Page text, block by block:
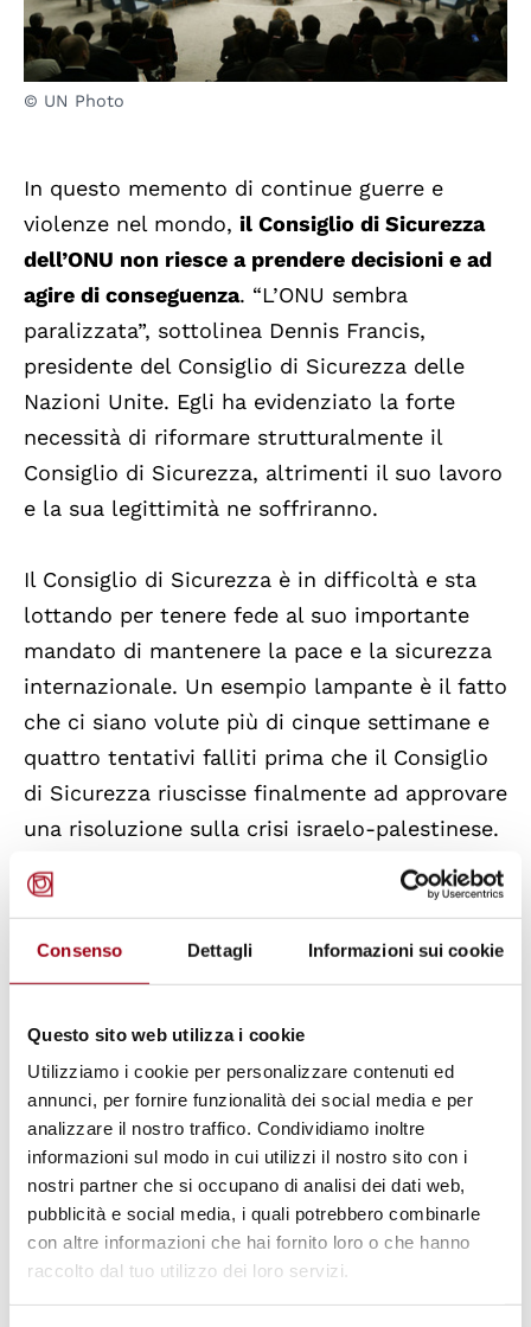
Consenso Dettagli Informazioni sui cookie
Questo sito web utilizza i cookie
Utilizziamo i cookie per personalizzare contenuti ed
annunci, per fornire funzionalità dei social media e per
analizzare il nostro traffico. Condividiamo inoltre
informazioni sul modo in cui utilizzi il nostro sito con i
nostri partner che si occupano di analisi dei dati web,
pubblicità e social media, i quali potrebbero combinarle
con altre informazioni che hai fornito loro o che hanno
raccolto dal tuo utilizzo dei loro servizi.
© UN Photo
In questo memento di continue guerre e
violenze nel mondo, il Consiglio di Sicurezza
dell’ONU non riesce a prendere decisioni e ad
agire di conseguenza. “L’ONU sembra
paralizzata”, sottolinea Dennis Francis,
presidente del Consiglio di Sicurezza delle
Nazioni Unite. Egli ha evidenziato la forte
necessità di riformare strutturalmente il
Consiglio di Sicurezza, altrimenti il suo lavoro
e la sua legittimità ne soffriranno.
Il Consiglio di Sicurezza è in difficoltà e sta
lottando per tenere fede al suo importante
mandato di mantenere la pace e la sicurezza
internazionale. Un esempio lampante è il fatto
che ci siano volute più di cinque settimane e
quattro tentativi falliti prima che il Consiglio
di Sicurezza riuscisse finalmente ad approvare
una risoluzione sulla crisi israelo-palestinese.
Questa paralisi è davvero pericolosa a causa
l’efficacia e rispecchiare la diversità del
mondo d’oggi. A questo proposito, gli Stati
membri delle Nazioni Unite, tra cui i
rappresentanti del gruppo L.69 dei Paesi in via
di sviluppo e del Gruppo Arabo, hanno ribadito
l’urgente necessità di una riforma. Hanno
sottolineato che l’attuale struttura del